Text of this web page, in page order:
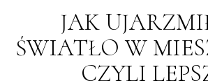
JAK
ŚWIATŁO W
CZYLI